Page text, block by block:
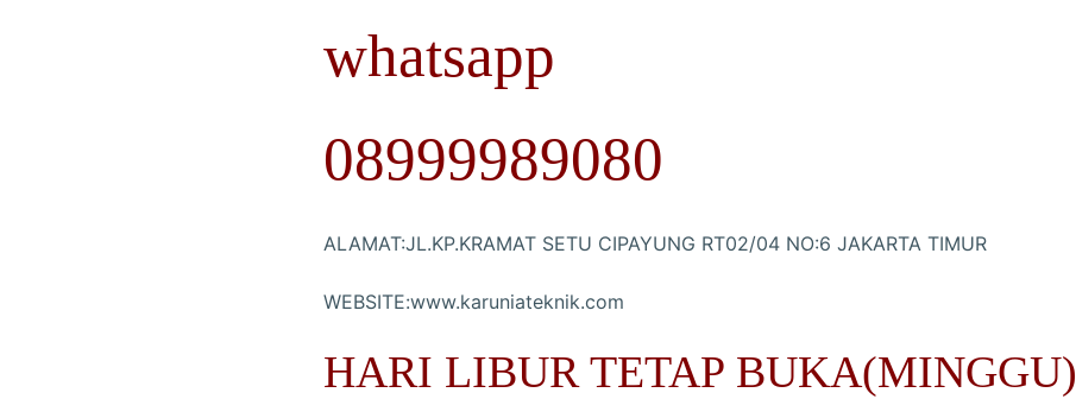
whatsapp
08999989080
ALAMAT:JL.KP.KRAMAT SETU CIPAYUNG RT02/04 NO:6 JAKARTA TIMUR
WEBSITE:www.karuniateknik.com
HARI LIBUR TETAP BUKA(MINGGU)